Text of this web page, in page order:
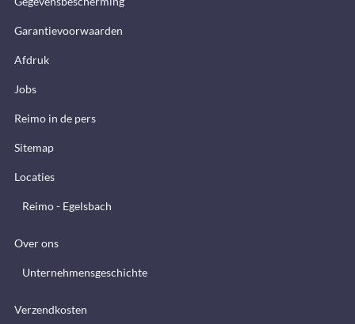
Garantievoorwaarden
Afdruk
Jobs
Reimo in de pers
Sitemap
Locaties
Reimo - Egelsbach
Over ons
Unternehmensgeschichte
Verzendkosten